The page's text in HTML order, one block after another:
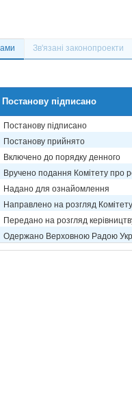
Зв'язані законопроекти
Постанову підписано
Постанову підписано
Постанову прийнято
Включено до порядку денного
Вручено подання Комітету про
Надано для ознайомлення
Направлено на розгляд Комітету
Передано на розгляд
Одержано Верховною Радою